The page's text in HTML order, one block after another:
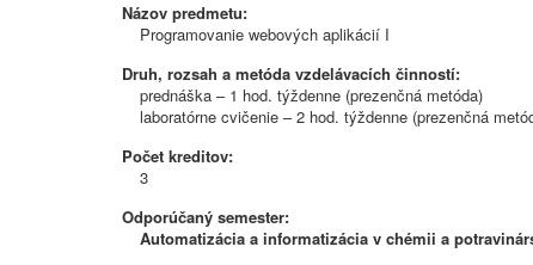
Názov predmetu:
Programovanie webových aplikácií I
Druh, rozsah a metóda vzdelávacích činností:
prednáška – 1 hod. týždenne (prezenčná metóda)
laboratórne cvičenie – 2 hod. týždenne (prezenčná
Počet kreditov:
3
Odporúčaný semester:
Automatizácia a informatizácia v chémii a